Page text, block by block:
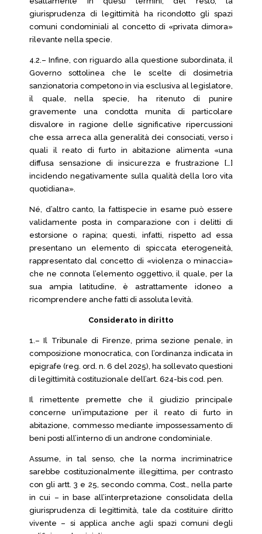
giurisprudenza di legittimità ha ricondotto gli spazi
comuni condominiali al concetto di «privata dimora»
rilevante nella specie.
4.2.– Infine, con riguardo alla questione subordinata, il
Governo sottolinea che le scelte di dosimetria
sanzionatoria competono in via esclusiva al legislatore,
il quale, nella specie, ha ritenuto di punire
gravemente una condotta munita di particolare
disvalore in ragione delle significative ripercussioni
che essa arreca alla generalità dei consociati, verso i
quali il reato di furto in abitazione alimenta «una
diffusa sensazione di insicurezza e frustrazione […]
incidendo negativamente sulla qualità della loro vita
quotidiana».
Né, d’altro canto, la fattispecie in esame può essere
validamente posta in comparazione con i delitti di
estorsione o rapina; questi, infatti, rispetto ad essa
presentano un elemento di spiccata eterogeneità,
rappresentato dal concetto di «violenza o minaccia»
che ne connota l’elemento oggettivo, il quale, per la
sua ampia latitudine, è astrattamente idoneo a
ricomprendere anche fatti di assoluta levità.
Considerato in diritto
1.– Il Tribunale di Firenze, prima sezione penale, in
composizione monocratica, con l’ordinanza indicata in
epigrafe (reg. ord. n. 6 del 2025), ha sollevato questioni
di legittimità costituzionale dell’art. 624-bis cod. pen.
Il rimettente premette che il giudizio principale
concerne un’imputazione per il reato di furto in
abitazione, commesso mediante impossessamento di
beni posti all’interno di un androne condominiale.
Assume, in tal senso, che la norma incriminatrice
sarebbe costituzionalmente illegittima, per contrasto
con gli artt. 3 e 25, secondo comma, Cost., nella parte
in cui – in base all’interpretazione consolidata della
giurisprudenza di legittimità, tale da costituire diritto
vivente – si applica anche agli spazi comuni degli